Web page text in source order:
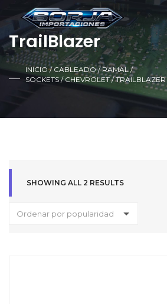
TrailBlazer
INICIO/CABLEADO / RAMAL /
SOCKETS/CHEVROLET/ TRAILBLAZER
SHOWING ALL 2 RESULTS
Ordenar por popularidad